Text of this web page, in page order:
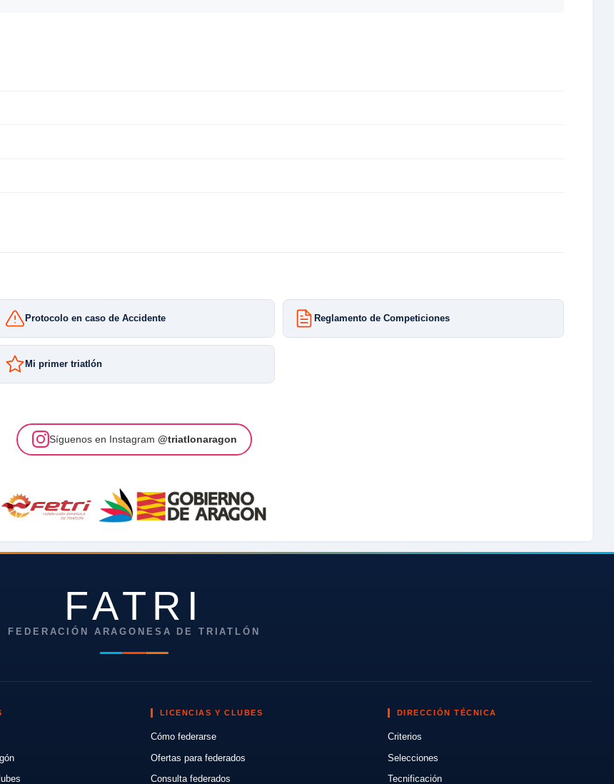
Protocolo en caso de Accidente Reglamento de Competiciones
Mi primer triatlón
Síguenos en Instagram @triatlonaragon
FATRI
FEDERACIÓN ARAGONESA DE TRIATLÓN
LICENCIAS Y CLUBES
Cómo federarse
Ofertas para federados
Consulta federados
DIRECCIÓN TÉCNICA
Criterios
Selecciones
Tecnificación